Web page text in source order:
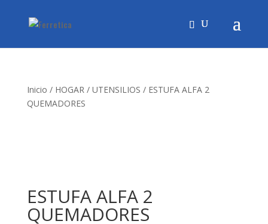
Inicio / HOGAR/ UTENSILIOS / ESTUFA ALFA 2
QUEMADORES
ESTUFA ALFA 2
QUEMADORES